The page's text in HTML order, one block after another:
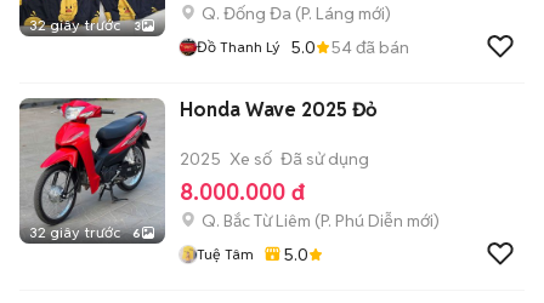
32 giây trước 3
Q. Đống Đa (P. Láng mới)
Đồ Thanh Lý 5.0 54đã bán
32 giây trước 6
Honda Wave 2025 Đỏ
2025 Xe số Đã sử dụng
8.000.000 đ
Q. Bắc Từ Liêm (P. Phú Diễn mới)
Tuệ Tâm 5.0